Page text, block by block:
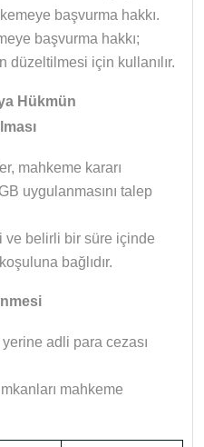
başvurma hakkı.
başvurma hakkı;
düzeltilmesi için kullanılır.
Hükmün
mahkeme kararı
uygulanmasını talep
ve belirli bir süre içinde
bağlıdır.
adli para cezası
mahkeme